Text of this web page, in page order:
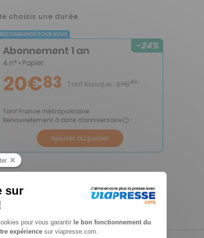
choisis une durée
RECOMMANDÉ POUR VOUS
-24%
Abonnement 1 an
4 n° • Papier
20€83 Tarif Kiosque : 27€40
Tarif France métropolitaine
Renouvellement à date d’anniversaire
Ajouter au panier